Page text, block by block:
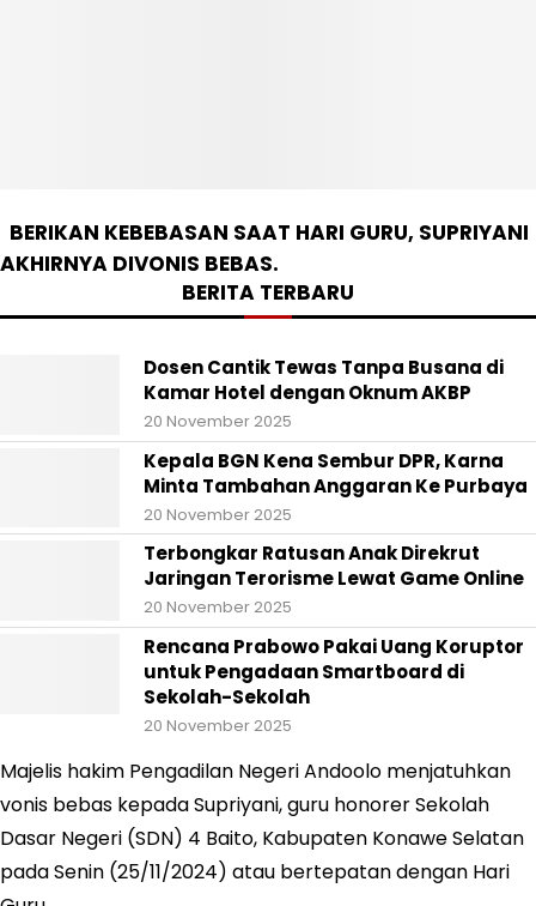
BERIKAN KEBEBASAN SAAT HARI GURU, SUPRIYANI
AKHIRNYA DIVONIS BEBAS.
BERITA TERBARU
Dosen Cantik Tewas Tanpa Busana di
Kamar Hotel dengan Oknum AKBP
20 November 2025
Kepala BGN Kena Sembur DPR, Karna
Minta Tambahan Anggaran Ke Purbaya
20 November 2025
Terbongkar Ratusan Anak Direkrut
Jaringan Terorisme Lewat Game Online
20 November 2025
Rencana Prabowo Pakai Uang Koruptor
untuk Pengadaan Smartboard di
Sekolah-Sekolah
20 November 2025
Majelis hakim Pengadilan Negeri Andoolo menjatuhkan
vonis bebas kepada Supriyani, guru honorer Sekolah
Dasar Negeri (SDN) 4 Baito, Kabupaten Konawe Selatan
pada Senin (25/11/2024) atau bertepatan dengan Hari